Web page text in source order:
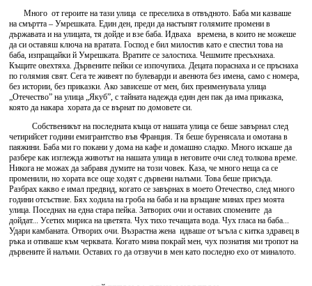
Много от героите на тази улица се преселиха в отвъдното. Баба ми казваше
на смъртта – Умрешката. Един ден, преди да настъпят голямите промени в
държавата и на улицата, тя дойде и взе баба. Идваха времена, в които не можеше
да си оставяш ключа на вратата. Господ е бил милостив като е спестил това на
баба, изпращайки й Умрешката. Вратите се залостиха. Чешмите пресъхнаха.
Къщите овехтяха. Дървените пейки се изпочупиха. Децата пораснаха и се пръснаха
по голямия свят. Сега те живеят по булеварди и авенюта без имена, само с номера,
без истории, без приказки. Ако зависеше от мен, бих преименувала улица
„Отечество” на улица „Якуб”, с тайната надежда един ден пак да има приказка,
която да накара хората да се върнат по домовете си.
Собственикът на последната къща от нашата улица се беше завърнал след
четирийсет години емигрантство във Франция. Тя беше буренясала и омотана в
паяжини. Баба ми го покани у дома на кафе и домашно сладко. Много искаше да
разбере как изглежда животът на нашата улица в неговите очи след толкова време.
Никога не можах да забравя думите на този човек. Каза, че много неща са се
променили, но хората все още ходят с дървени налъми. Това беше присъда.
Разбрах какво е имал предвид, когато се завърнах в моето Отечество, след много
години отсъствие. Бях ходила на гроба на баба и на връщане минах през моята
улица. Поседнах на една стара пейка. Затворих очи и оставих спомените да
дойдат... Усетих мириса на цветята. Чух тихо течащата вода. Чух гласа на баба...
Удари камбаната. Отворих очи. Възрастна жена идваше от ъгъла с китка здравец в
ръка и отиваше към черквата. Когато мина покрай мен, чух познатия ми тропот на
дървените й налъми. Оставих го да отзвучи в мен като последно ехо от миналото.